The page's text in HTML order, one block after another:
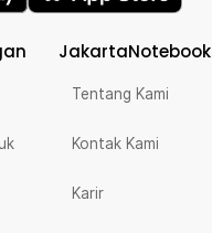
JakartaNotebook
Tentang Kami
Kontak Kami
Karir